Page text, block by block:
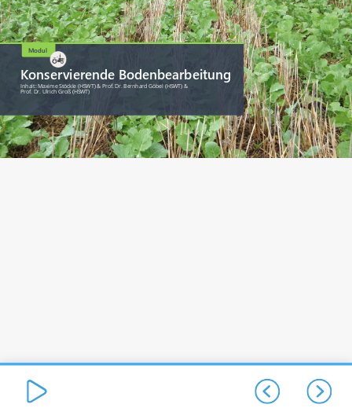
Konservierende Bodenbearbeitung
Inhalt: Maxime Stöckle (HSWT) & Prof. Dr. Bernhard Göbel (HSWT) &
Prof. Dr. Ulrich Groß (HSWT)
Modul